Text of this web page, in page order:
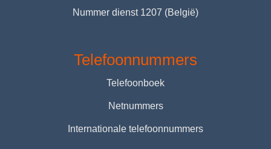
Nummer dienst 1207 (België)
Telefoonnummers
Telefoonboek
Netnummers
Internationale telefoonnummers